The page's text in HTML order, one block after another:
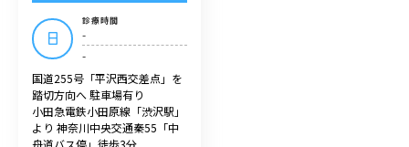
日
診療時間
-
-
国道255号「平沢西交差点」を
踏切方向へ 駐車場有り
小田急電鉄小田原線「渋沢駅」
より 神奈川中央交通秦55「中
舟道バス停」徒歩3分